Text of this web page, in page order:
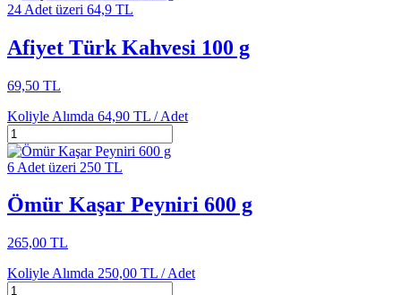
24 Adet üzeri 64,9 TL
Afiyet Türk Kahvesi 100 g
69,50 TL
Koliyle Alımda 64,90 TL /Adet
6 Adet üzeri 250 TL
Ömür Kaşar Peyniri 600 g
265,00 TL
Koliyle Alımda 250,00 TL /Adet